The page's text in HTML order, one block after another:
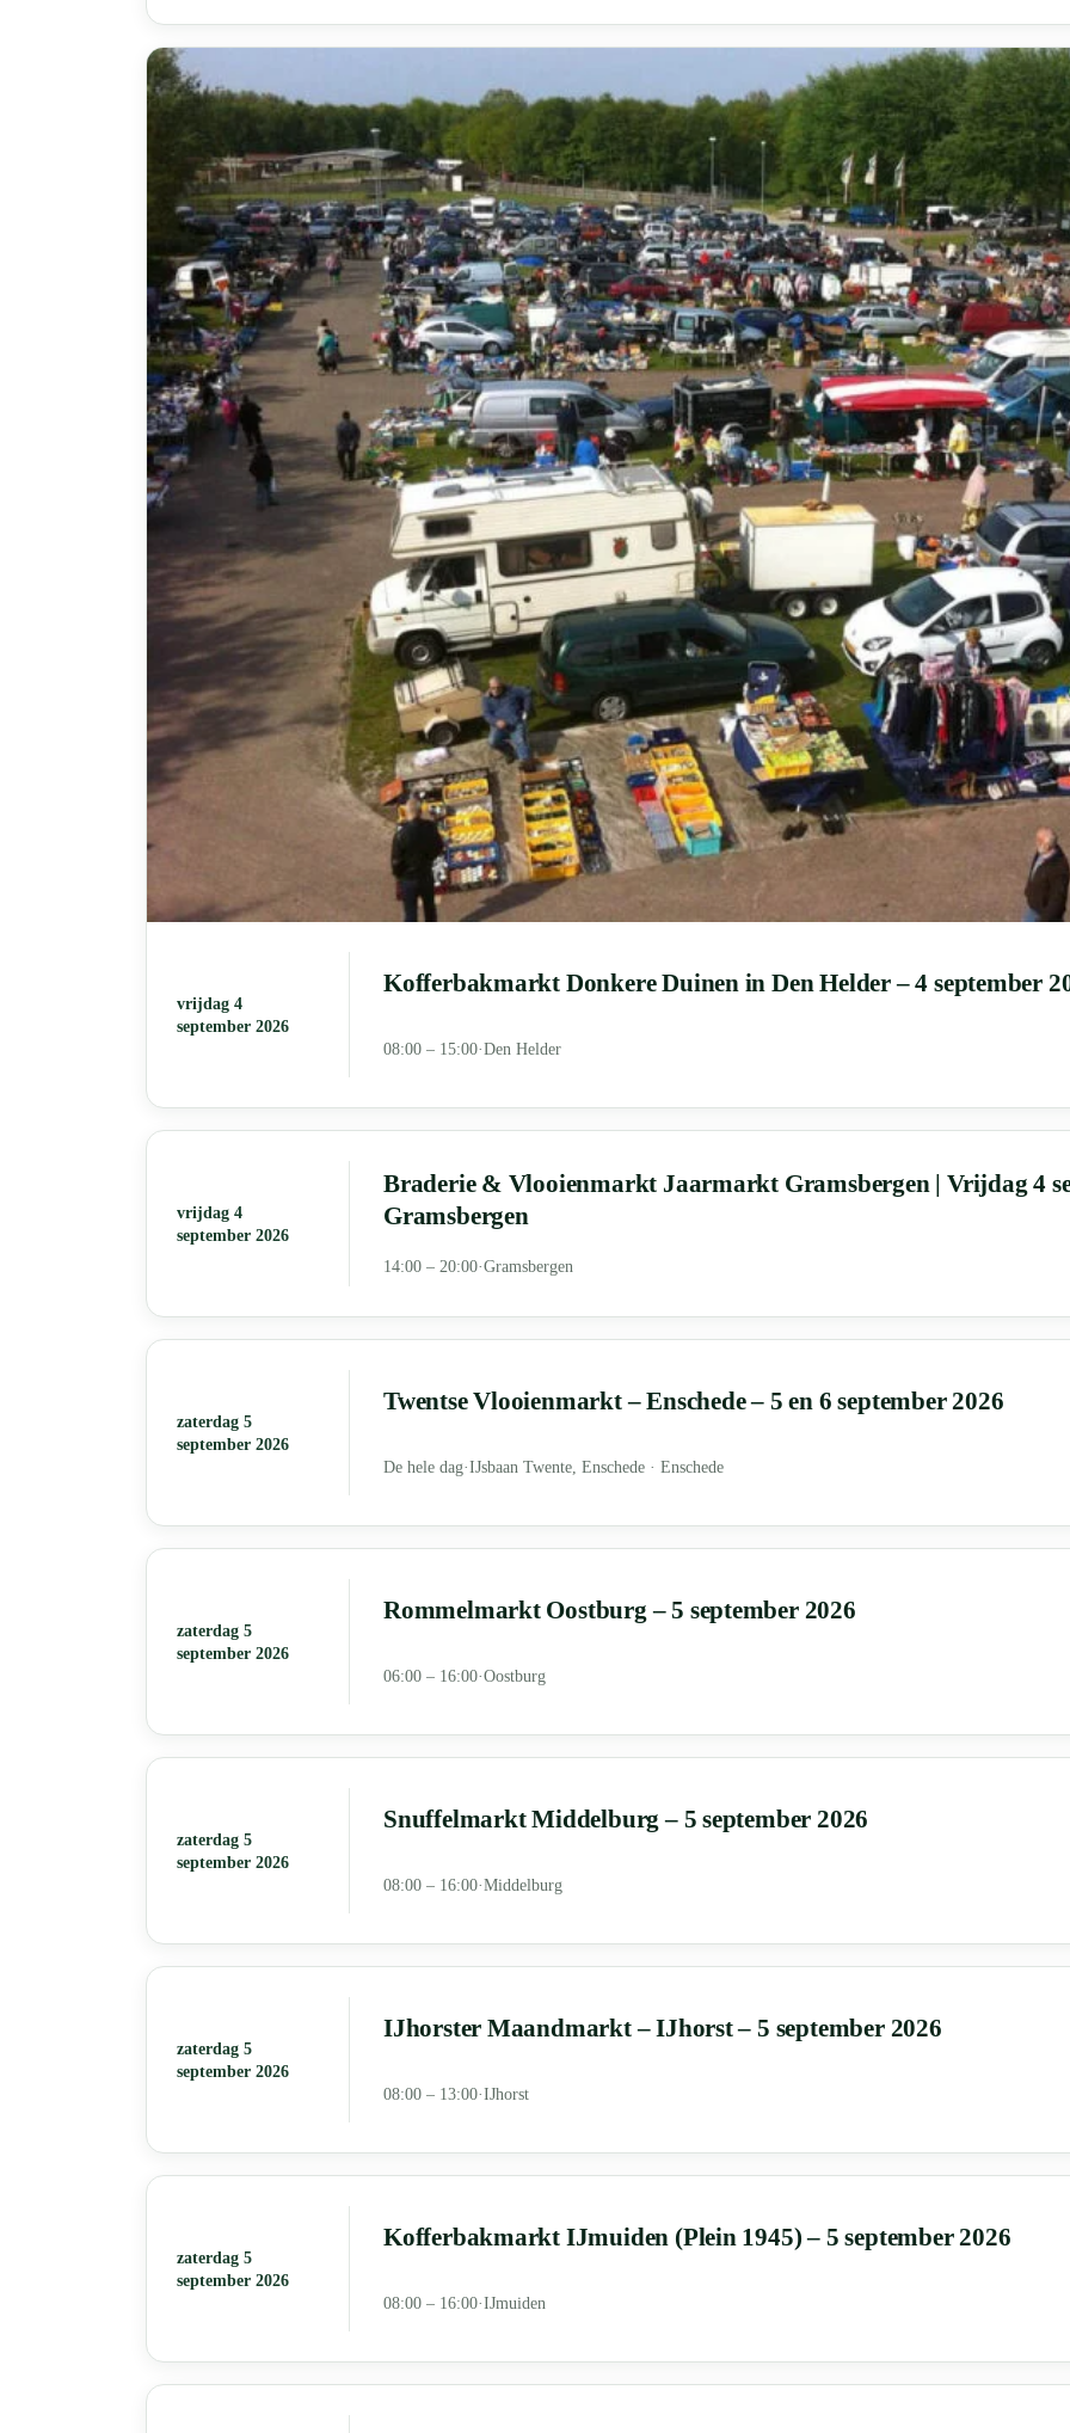
vrijdag 4
september 2026
Kofferbakmarkt Donkere Duinen in Den Helder – 4 september
08:00 – 15:00·Den Helder
vrijdag 4
september 2026
Braderie & Vlooienmarkt Jaarmarkt Gramsbergen | Vrijdag 4
Gramsbergen
14:00 – 20:00·Gramsbergen
zaterdag 5
september 2026
Twentse Vlooienmarkt – Enschede – 5 en 6 september 2026
De hele dag·IJsbaan Twente, Enschede · Enschede
zaterdag 5
september 2026
Rommelmarkt Oostburg – 5 september 2026
06:00 – 16:00·Oostburg
zaterdag 5
september 2026
Snuffelmarkt Middelburg – 5 september 2026
08:00 – 16:00·Middelburg
zaterdag 5
september 2026
IJhorster Maandmarkt – IJhorst – 5 september 2026
08:00 – 13:00·IJhorst
zaterdag 5
september 2026
Kofferbakmarkt IJmuiden (Plein 1945) – 5 september 2026
08:00 – 16:00·IJmuiden